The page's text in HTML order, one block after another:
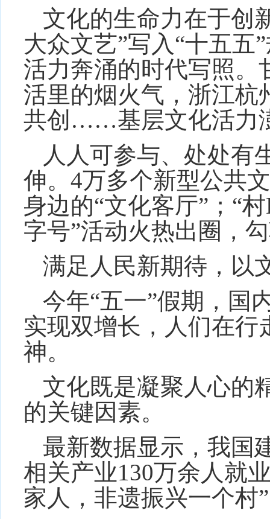
文化的生命力在于创
大众文艺”写入“十五五
活力奔涌的时代写照。
活里的烟火气，浙江杭
共创……基层文化活力
人人可参与、处处有
伸。4万多个新型公共
身边的“文化客厅”；“
字号”活动火热出圈，
满足人民新期待，以
今年“五一”假期，国
实现双增长，人们在行
神。
文化既是凝聚人心的
的关键因素。
最新数据显示，我国
相关产业130万余人就
家人，非遗振兴一个村